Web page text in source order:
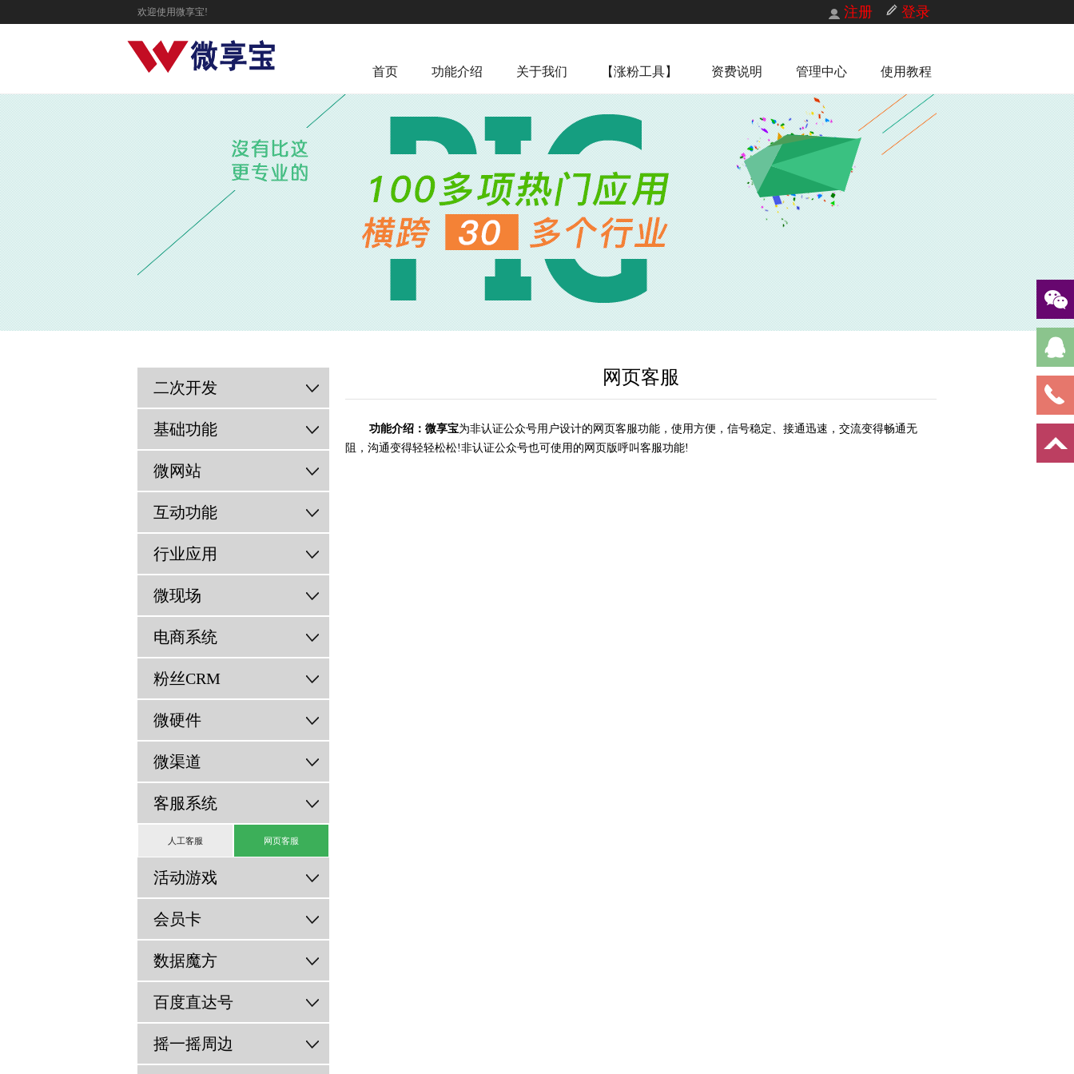
欢迎使用微享宝! 注册 登录
首页 功能介绍 关于我们 【涨粉工具】 资费说明 管理中心 使用教程
二次开发
基础功能
微网站
互动功能
行业应用
微现场
电商系统
粉丝CRM
微硬件
微渠道
客服系统
人工客服 网页客服
活动游戏
会员卡
数据魔方
百度直达号
摇一摇周边
网页客服
功能介绍： 微享宝为非认证公众号用户设计的网页客服功能，使用方便，信号稳定、接通迅速，交流变得畅通无
阻，沟通变得轻轻松松!非认证公众号也可使用的网页版呼叫客服功能!